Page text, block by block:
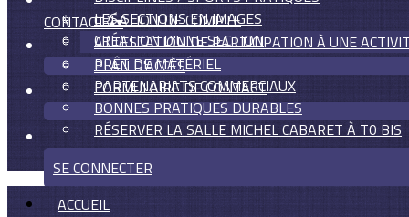
LES SECTIONS EN IMAGES
CRÉATION D'UNE SECTION
CRÉATION DE COMPTE
ATTESTATION DE PARTICIPATION À UNE
PRÊT DE MATÉRIEL
PARTENARIATS COMMERCIAUX
BONNES PRATIQUES DURABLES
RÉSERVER LA SALLE MICHEL CABARET À T0 BIS
CONTACT▴▾
PLAN D'ACCÈS
FORMULAIRE DE CONTACT
SE CONNECTER
ACCUEIL